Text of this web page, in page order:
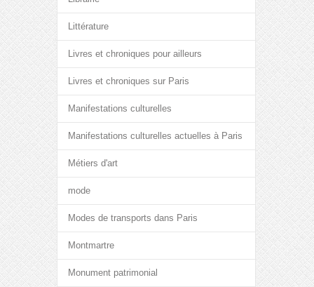
Littérature
Livres et chroniques pour ailleurs
Livres et chroniques sur Paris
Manifestations culturelles
Manifestations culturelles actuelles à Paris
Métiers d'art
mode
Modes de transports dans Paris
Montmartre
Monument patrimonial